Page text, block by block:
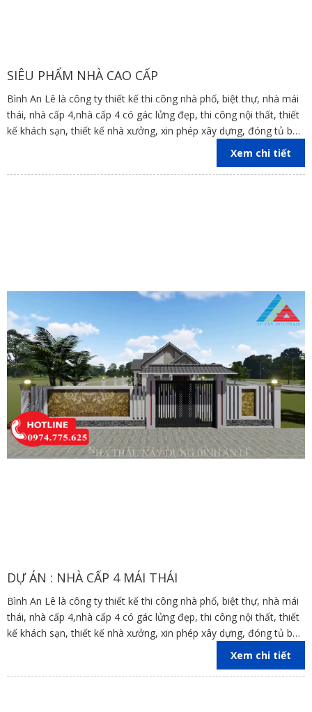
SIÊU PHẨM NHÀ CAO CẤP
Bình An Lê là công ty thiết kế thi công nhà phố, biệt thự, nhà mái
thái, nhà cấp 4,nhà cấp 4 có gác lửng đẹp, thi công nội thất, thiết
kế khách sạn, thiết kế nhà xưởng, xin phép xây dựng, đóng tủ bếp
trên địa bàn các tỉnh Đồng Nai, Bình Dương, TP Hồ Chí Minh,
Xem chi tiết
DỰ ÁN : NHÀ CẤP 4 MÁI THÁI
Bình An Lê là công ty thiết kế thi công nhà phố, biệt thự, nhà mái
thái, nhà cấp 4,nhà cấp 4 có gác lửng đẹp, thi công nội thất, thiết
kế khách sạn, thiết kế nhà xưởng, xin phép xây dựng, đóng tủ bếp
trên địa bàn các tỉnh Đồng Nai, Bình Dương, TP Hồ Chí Minh,
Xem chi tiết